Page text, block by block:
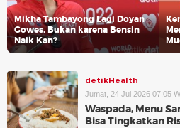
Mikha Tambayong Lagi Doyan
Gowes, Bukan karena Bensin
Naik Kan?
detikHealth
Jumat, 24 Jul 2026 07:05
Waspada, Menu
Bisa Tingkatkan